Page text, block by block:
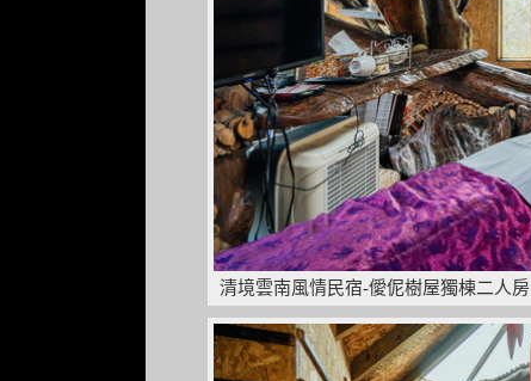
清境雲南風情民宿-僾伲樹屋獨棟二人房